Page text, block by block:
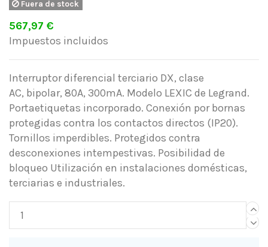
Fuera de stock
567,97 €
Impuestos incluidos
Interruptor diferencial terciario DX, clase
AC, bipolar, 80A, 300mA. Modelo LEXIC de Legrand.
Portaetiquetas incorporado. Conexión por bornas
protegidas contra los contactos directos (IP20).
Tornillos imperdibles. Protegidos contra
desconexiones intempestivas. Posibilidad de
bloqueo Utilización en instalaciones domésticas,
terciarias e industriales.